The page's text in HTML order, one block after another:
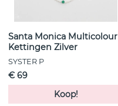
Santa Monica Multicolour
Kettingen Zilver
SYSTER P
€ 69
Koop!